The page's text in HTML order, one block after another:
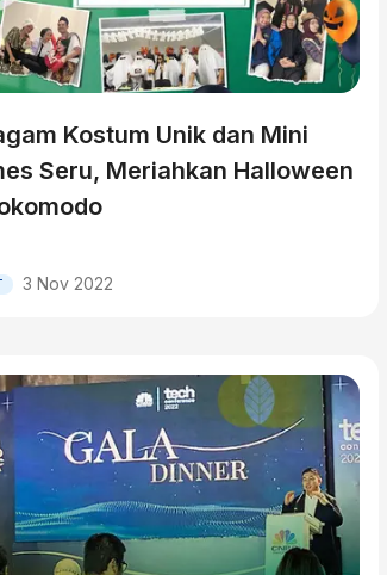
Kostum Unik dan Mini
Seru, Meriahkan Halloween
3 Nov 2022